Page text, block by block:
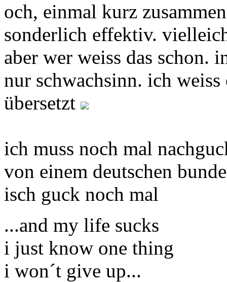
och, einmal kurz
sonderlich effektiv.
aber wer weiss das schon.
nur schwachsinn. ich weiss
übersetzt
ich muss noch mal
von einem deutschen
isch guck noch mal
...and my life sucks
i just know one thing
i won´t give up...